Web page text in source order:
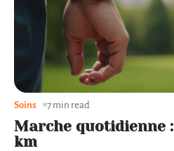
Marche quotidienne
km
Soins 7 min read